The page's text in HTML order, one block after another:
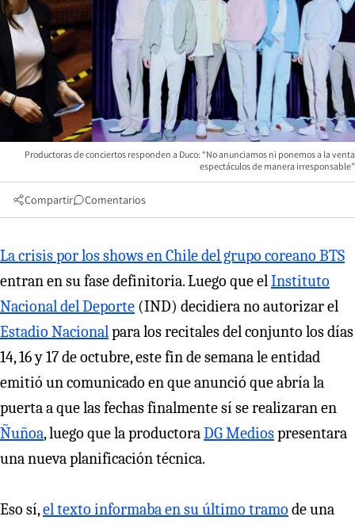
Productoras de conciertos responden a Duco: “No anunciamos ni ponemos a la venta
espectáculos de manera irresponsable”
Compartir Comentarios
La crisis por los shows en Chile del grupo coreano BTS
entran en su fase definitoria. Luego que elInstituto
Nacional del Deporte (IND) decidiera no autorizar el
Estadio Nacionalpara los recitales del conjunto los días
14, 16 y 17 de octubre, este fin de semana le entidad
emitió un comunicado en que anunció que abría la
puerta a que las fechas finalmente sí se realizaran en
Ñuñoa, luego que la productoraDG Mediospresentara
una nueva planificación técnica.
Eso sí,el texto informaba en su último tramo de una